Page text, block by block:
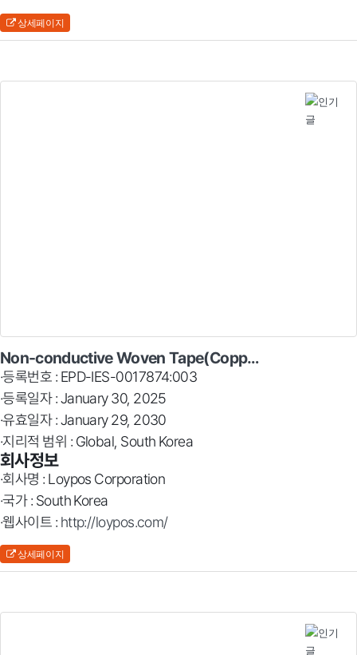
상세페이지
Non-conductive Woven Tape(Copp…
·등록번호 : EPD-IES-0017874:003
·등록일자 : January 30, 2025
·유효일자 : January 29, 2030
·지리적 범위 : Global, South Korea
회사정보
·회사명 : Loypos Corporation
·국가 : South Korea
·웹사이트 : http://loypos.com/
상세페이지